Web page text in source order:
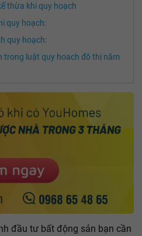
thừa khi quy hoạch
quy hoạch:
quy hoạch:
trong luật quy hoach đô thị năm
đầu tư bất động sản bạn cần